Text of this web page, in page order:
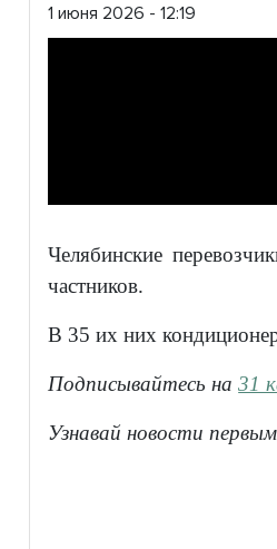
1 июня 2026 - 12:19
Челябинские
частников.
В 35 их них
Подписывайтесьна31
Узнавай новости